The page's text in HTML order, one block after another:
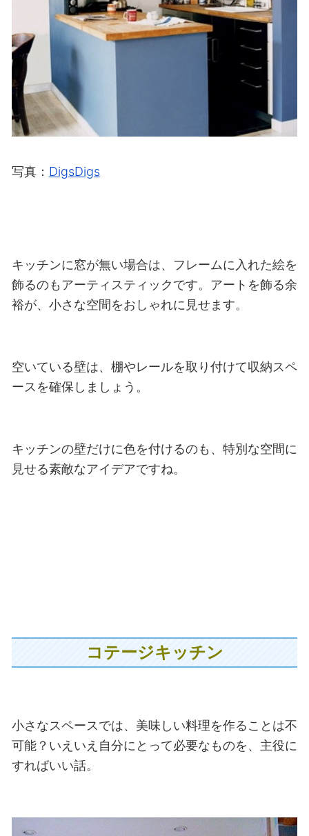
写真： DigsDigs
キッチンに窓が無い場合は、フレームに入れた絵を
飾るのもアーティスティックです。アートを飾る余
裕が、小さな空間をおしゃれに見せます。
空いている壁は、棚やレールを取り付けて収納スペ
ースを確保しましょう。
キッチンの壁だけに色を付けるのも、特別な空間に
見せる素敵なアイデアですね。
コテージキッチン
小さなスペースでは、美味しい料理を作ることは不
可能？いえいえ自分にとって必要なものを、主役に
すればいい話。